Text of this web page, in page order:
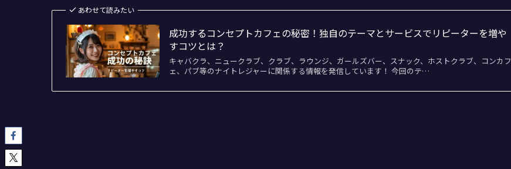
あわせて読みたい
成功するコンセプトカフェの秘密！独自のテーマとサービスでリピーターを増や
すコツとは？
キャバクラ、ニュークラブ、クラブ、ラウンジ、ガールズバー、スナック、ホストクラブ、コンカフ
ェ、パブ等のナイトレジャーに関係する情報を発信しています！ 今回のテ…